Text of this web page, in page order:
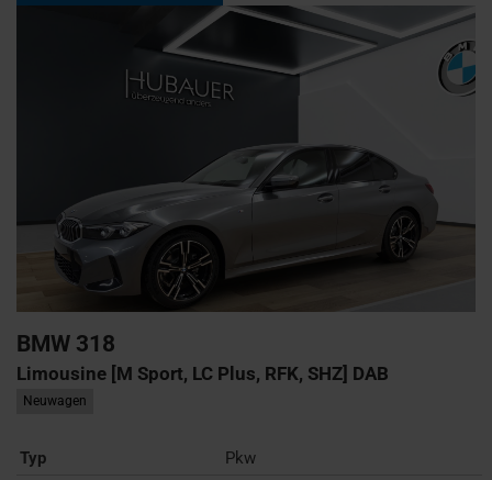
BMW 318
Limousine [M Sport, LC Plus, RFK, SHZ] DAB
Neuwagen
Typ
Pkw